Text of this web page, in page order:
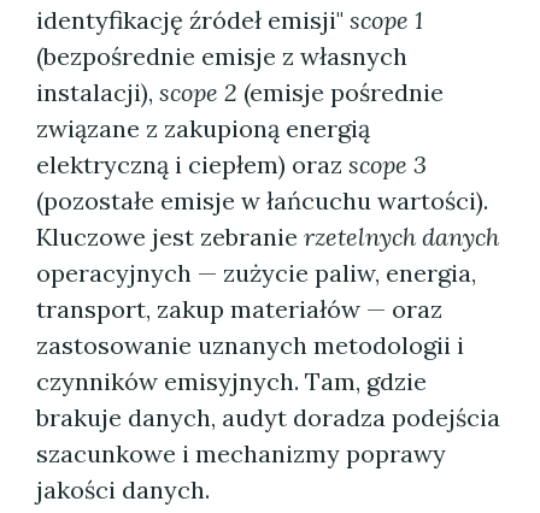
identyfikację źródeł emisji" scope 1
(bezpośrednie emisje z własnych
instalacji), scope 2 (emisje pośrednie
związane z zakupioną energią
elektryczną i ciepłem) oraz scope 3
(pozostałe emisje w łańcuchu wartości).
Kluczowe jest zebranie rzetelnych danych
operacyjnych — zużycie paliw, energia,
transport, zakup materiałów — oraz
zastosowanie uznanych metodologii i
czynników emisyjnych. Tam, gdzie
brakuje danych, audyt doradza podejścia
szacunkowe i mechanizmy poprawy
jakości danych.